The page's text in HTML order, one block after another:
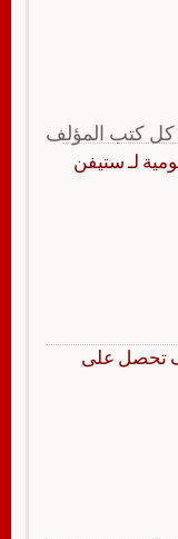
كتب المؤلف
لـ ستيفن
تحصل على